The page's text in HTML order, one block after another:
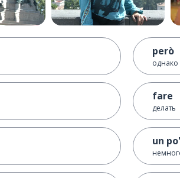
però
однако
fare
делать
un po'